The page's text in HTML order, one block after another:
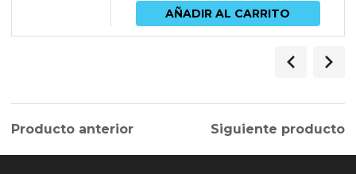
AÑADIR AL CARRITO
Producto anterior Siguiente producto